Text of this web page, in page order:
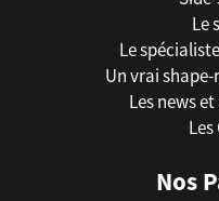
Le
Le
Un vrai
Les news
Nos